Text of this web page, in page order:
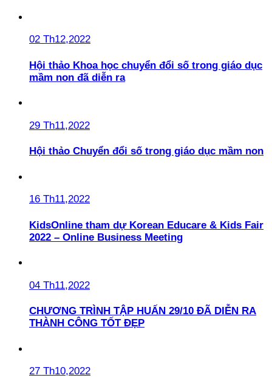
02 Th12,2022
Hội thảo Khoa học chuyển đổi số trong giáo dục
mầm non đã diễn ra
29 Th11,2022
Hội thảo Chuyển đổi số trong giáo dục mầm non
16 Th11,2022
KidsOnline tham dự Korean Educare & Kids Fair
2022 – Online Business Meeting
04 Th11,2022
CHƯƠNG TRÌNH TẬP HUẤN 29/10 ĐÃ DIỄN RA
THÀNH CÔNG TỐT ĐẸP
27 Th10,2022